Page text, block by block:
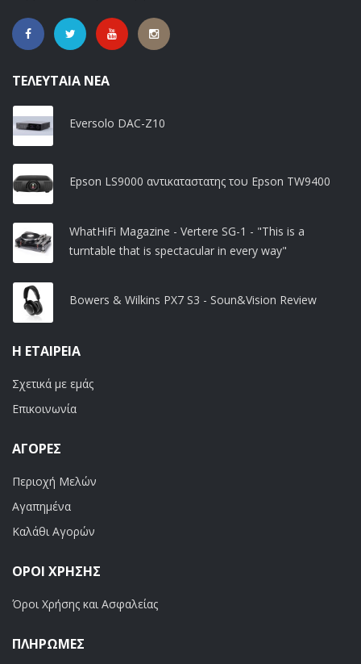
ΤΕΛΕΥΤΑΊΑ ΝΈΑ
Eversolo DAC-Z10
Epson LS9000 αντικαταστατης του Epson TW9400
WhatHiFi Magazine - Vertere SG-1 - "This is a
turntable that is spectacular in every way"
Bowers & Wilkins PX7 S3 - Soun&Vision Review
Η ΕΤΑΙΡΕΊΑ
Σχετικά με εμάς
Επικοινωνία
ΑΓΟΡΈΣ
Περιοχή Μελών
Αγαπημένα
Καλάθι Αγορών
ΟΡΟΙ ΧΡΗΣΗΣ
Όροι Χρήσης και Ασφαλείας
ΠΛΗΡΩΜΕΣ